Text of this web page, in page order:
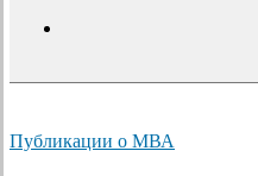
Публикации о МВА